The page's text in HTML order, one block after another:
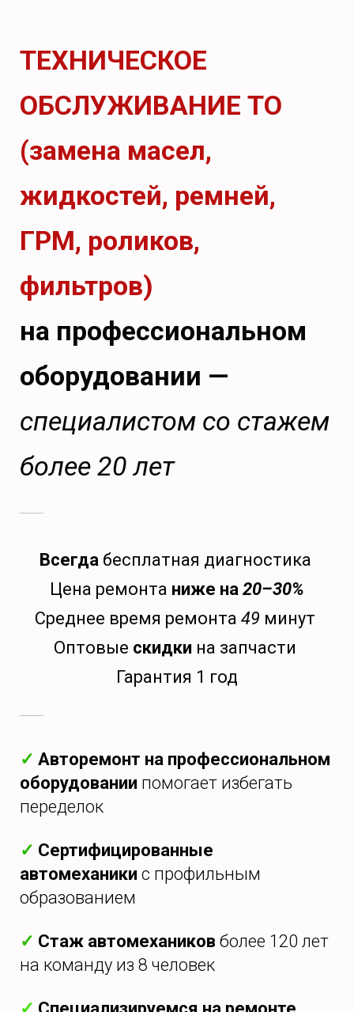
ТЕХНИЧЕСКОЕ
ОБСЛУЖИВАНИЕ ТО
(замена масел,
жидкостей, ремней,
ГРМ, роликов,
фильтров)
на профессиональном
оборудовании —
специалистом со стажем
более 20 лет
Всегдабесплатная диагностика
Цена ремонта ниже на 20–30%
Среднее время ремонта 49 минут
Оптовые скидки на запчасти
Гарантия 1 год
✓ Авторемонт на профессиональном
оборудовании помогает избегать
переделок
✓ Сертифицированные
автомеханики с профильным
образованием
✓ Стаж автомехаников более 120 лет
на команду из 8 человек